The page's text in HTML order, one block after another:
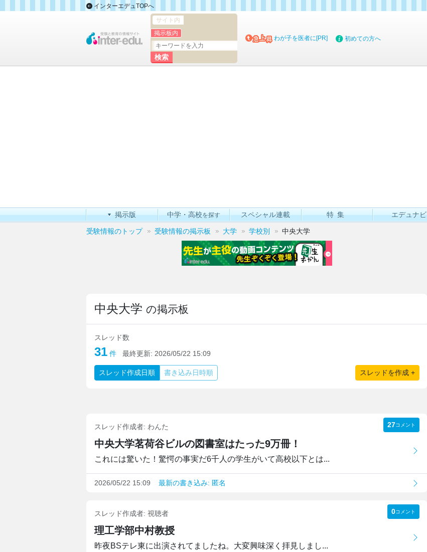
インターエデュTOPへ
サイト内
掲示板内
わが子を医者に[PR] 初めての方へ
掲示版 中学・高校を探す スペシャル連載 特集 エデュナビ
受験情報のトップ 受験情報の掲示板 大学 学校別 中央大学
中央大学 の掲示板
スレッド数
31 件 最終更新: 2026/05/22 15:09
スレッド作成日順 書き込み日時順 スレッドを作成 +
スレッド作成者: わんた 27コメント
中央大学茗荷谷ビルの図書室はたった9万冊！
これには驚いた！驚愕の事実だ6千人の学生がいて高校以下とは...
2026/05/22 15:09 最新の書き込み: 匿名
スレッド作成者: 視聴者 0コメント
理工学部中村教授
昨夜BSテレ東に出演されてましたね。大変興味深く拝見しまし...